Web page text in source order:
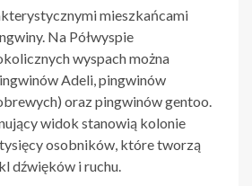
mieszkańcami
Na Półwyspie
wyspach można
Adeli, pingwinów
oraz pingwinów gentoo.
widok stanowią kolonie
osobników, które tworzą
dźwięków i ruchu.